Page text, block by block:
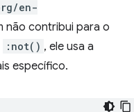
en-
não contribui para o
:not() , ele usa a
específico.